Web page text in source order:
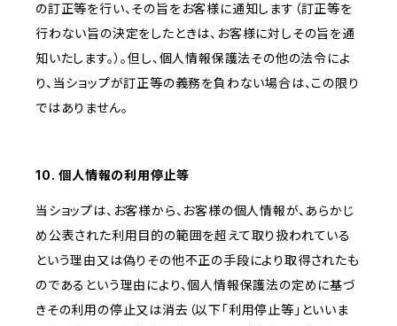
の訂正等を行い、その旨をお客様に通知します（訂正等を
行わない旨の決定をしたときは、お客様に対しその旨を通
知いたします。）。但し、個人情報保護法その他の法令によ
り、当ショップが訂正等の義務を負わない場合は、この限り
ではありません。
10. 個人情報の利用停止等
当ショップは、お客様から、お客様の個人情報が、あらかじ
め公表された利用目的の範囲を超えて取り扱われている
という理由又は偽りその他不正の手段により取得されたも
のであるという理由により、個人情報保護法の定めに基づ
きその利用の停止又は消去（以下「利用停止等」といいま